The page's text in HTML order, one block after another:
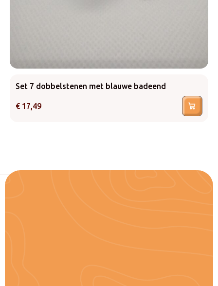
Set 7 dobbelstenen met blauwe badeend
€ 17,49